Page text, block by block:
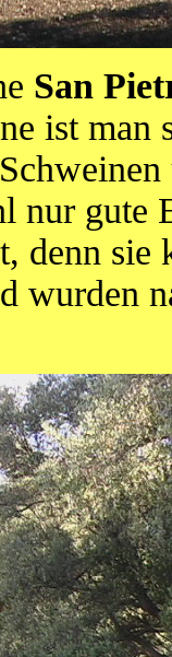
San
ist
nur gute
denn
wurden